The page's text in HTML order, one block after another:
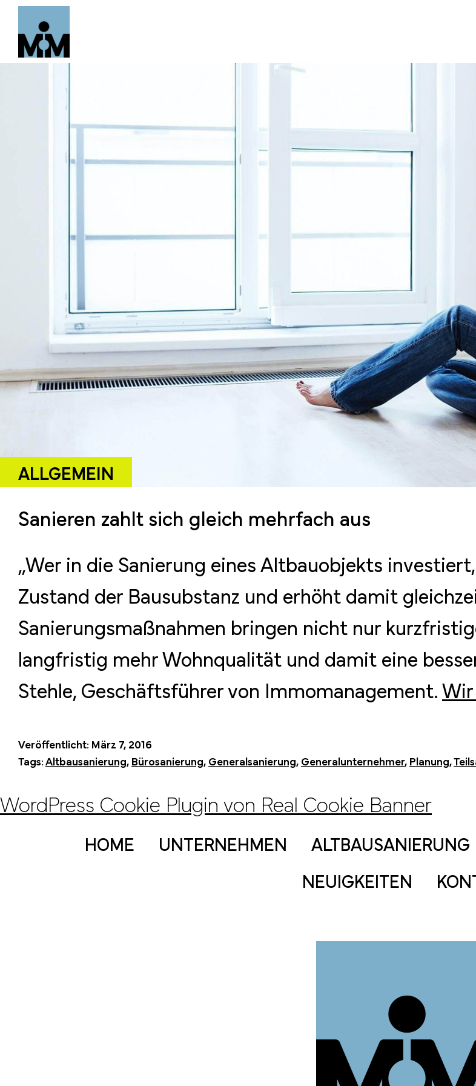
ALLGEMEIN
Sanieren zahlt sich gleich mehrfach aus
„Wer in die Sanierung eines Altbauobjekts
Zustand der Bausubstanz und erhöht damit
Sanierungsmaßnahmen bringen nicht nur
langfristig mehr Wohnqualität und damit eine
Stehle, Geschäftsführer von Immomanagement.
Veröffentlicht: März 7, 2016
Tags:Altbausanierung,Bürosanierung,Generalsanierung,Generalunternehmer,Planung,
WordPress Cookie Plugin von Real Cookie Banner
HOME UNTERNEHMEN ALTBAUSANIERUNG
NEUIGKEITEN